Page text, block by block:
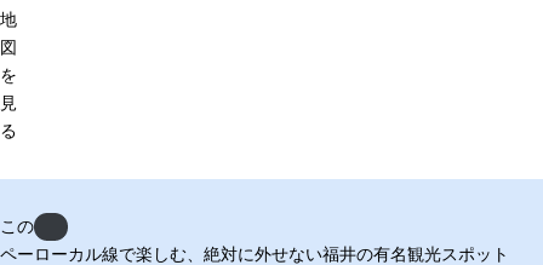
地
図
を
見
る
この
ペー
Previous
ローカル線で楽しむ、絶対に外せない福井の有名観光スポット